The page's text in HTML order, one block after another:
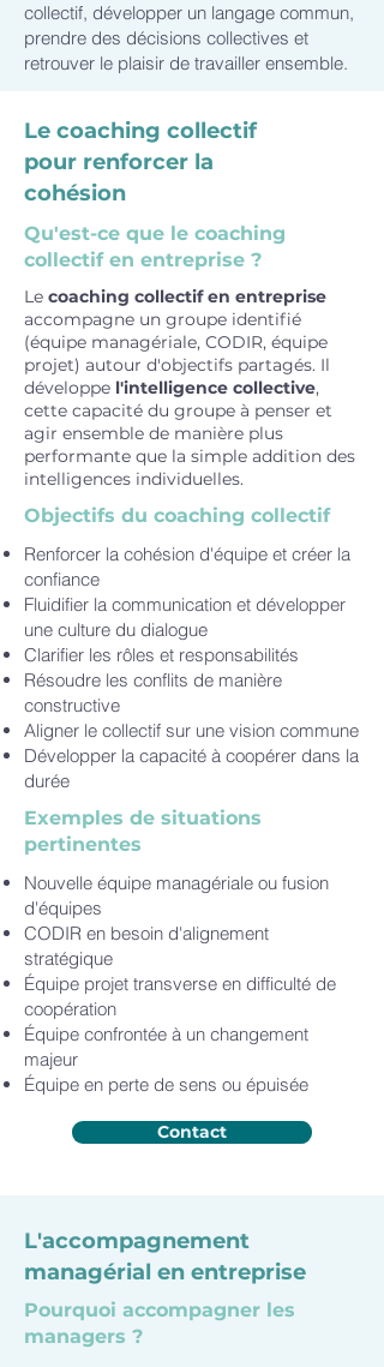
collectif, développer un langage commun,
prendre des décisions collectives et
retrouver le plaisir de travailler ensemble.
Le coaching collectif
pour renforcer la
cohésion
Qu'est-ce que le coaching
collectif en entreprise ?
Le coaching collectif en entreprise
accompagne un groupe identifié
(équipe managériale, CODIR, équipe
projet) autour d'objectifs partagés. Il
développe l'intelligence collective,
cette capacité du groupe à penser et
agir ensemble de manière plus
performante que la simple addition des
intelligences individuelles.
Objectifs du coaching collectif
Renforcer la cohésion d'équipe et créer la
confiance
Fluidifier la communication et développer
une culture du dialogue
Clarifier les rôles et responsabilités
Résoudre les conflits de manière
constructive
Aligner le collectif sur une vision commune
Développer la capacité à coopérer dans la
durée
Exemples de situations
pertinentes
Nouvelle équipe managériale ou fusion
d'équipes
CODIR en besoin d'alignement
stratégique
Équipe projet transverse en difficulté de
coopération
Équipe confrontée à un changement
majeur
Équipe en perte de sens ou épuisée
Contact
L'accompagnement
managérial en entreprise
Pourquoi accompagner les
managers ?